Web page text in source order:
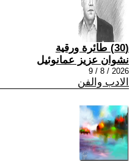
(30) طائرة ورقية
نشوان عزيز عمانوئيل
2026 / 8 / 9
الادب والفن